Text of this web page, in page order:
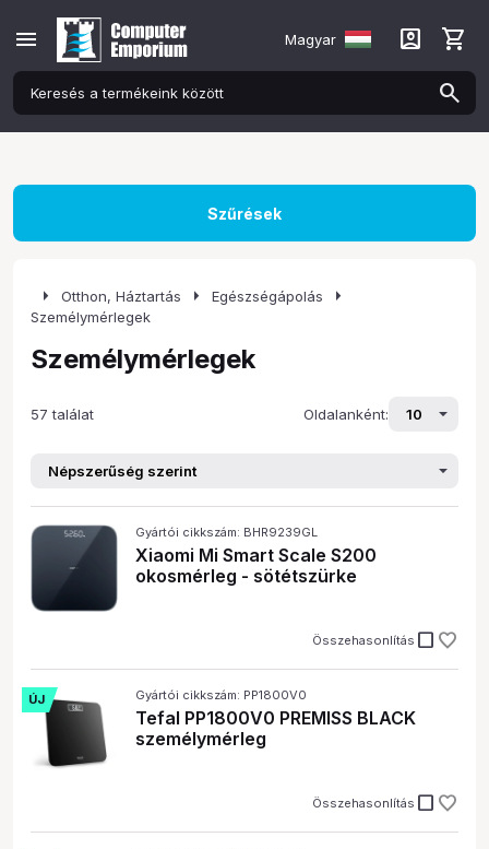
menu Magyar account_box shopping_cart
arrow_right Otthon, Háztartás arrow_right Egészségápolás arrow_right
Személymérlegek
Személymérlegek
57 találat Oldalanként:
Gyártói cikkszám: BHR9239GL
Xiaomi Mi Smart Scale S200
okosmérleg - sötétszürke
Összehasonlítás check_box_outline_blank
ÚJ Gyártói cikkszám: PP1800V0
Tefal PP1800V0 PREMISS BLACK
személymérleg
Összehasonlítás check_box_outline_blank
Szűrések